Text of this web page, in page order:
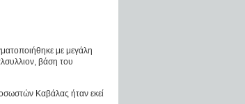
με μεγάλη
βάση του
Καβάλας ήταν εκεί